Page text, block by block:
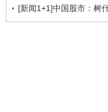
[新闻1+1]中国股市：树